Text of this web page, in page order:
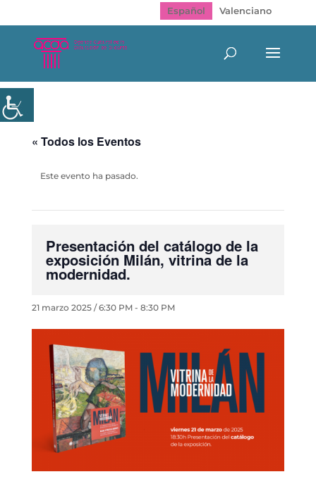
Español Valenciano
« Todos los Eventos
Este evento ha pasado.
Presentación del catálogo de la
exposición Milán, vitrina de la
modernidad.
21 marzo 2025 / 6:30 PM- 8:30 PM